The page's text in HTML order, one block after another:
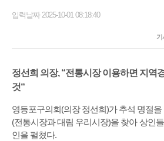
입력날짜 2025-10-01 08:18:40
기
정선희 의장, “전통시장 이용하면 지역
것“
영등포구의회(의장 정선희)가 추석 명절
(전통시장과 대림 우리시장)을 찾아 상인
인을 펼쳤다.